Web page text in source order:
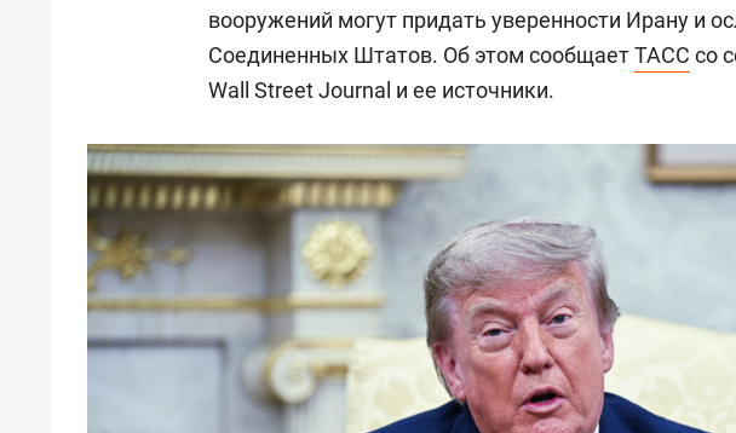
вооружений могут придать уверенности Ирану и
Соединенных Штатов. Об этом сообщаетТАСС со
Wall Street Journal и ее источники.